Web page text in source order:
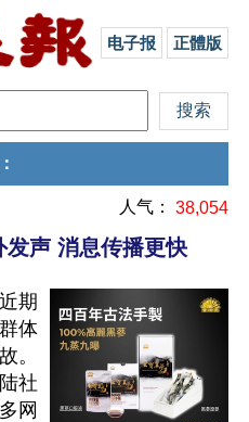
电子报 正體版
：
人气： 38,054
声 消息传播更快
期
体
。
社
网